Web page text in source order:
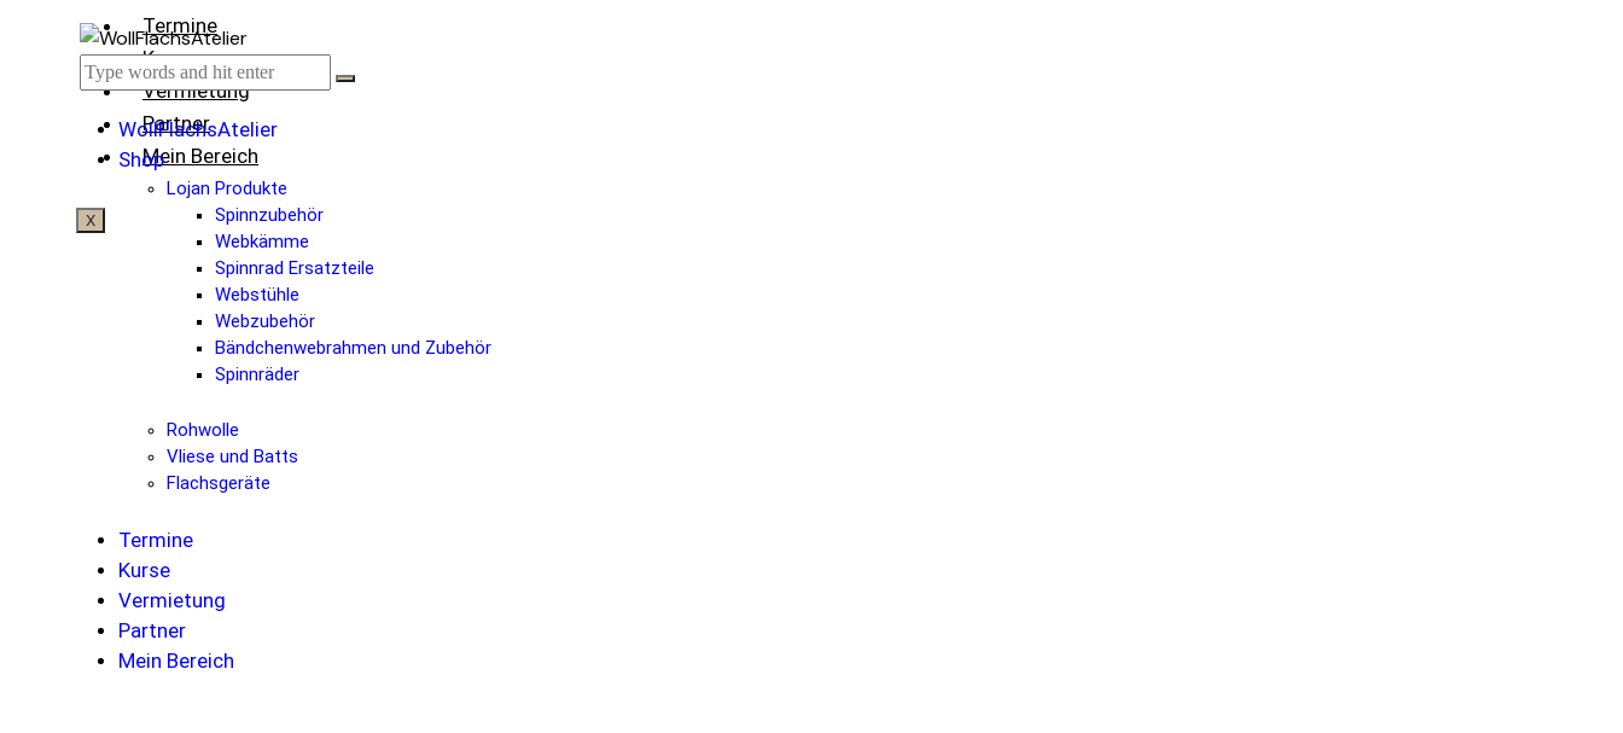
Termine
Kurse
Vermietung
Partner
Mein Bereich
X
WollFlachsAtelier
Shop
Lojan Produkte
Spinnzubehör
Webkämme
Spinnrad Ersatzteile
Webstühle
Webzubehör
Bändchenwebrahmen und Zubehör
Spinnräder
Rohwolle
Vliese und Batts
Flachsgeräte
Termine
Kurse
Vermietung
Partner
Mein Bereich